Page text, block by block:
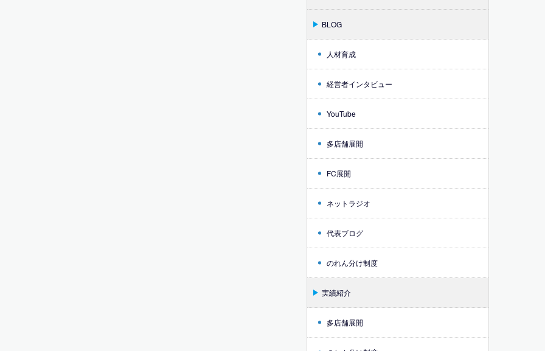
BLOG
人材育成
経営者インタビュー
YouTube
多店舗展開
FC展開
ネットラジオ
代表ブログ
のれん分け制度
実績紹介
多店舗展開